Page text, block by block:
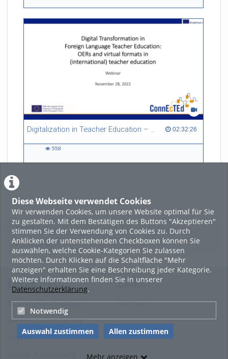
Diese Webseite verwendet Cookies
Wir verwenden Cookies, um unsere Website optimal für Sie
zu gestalten. Mit dem Bestätigen des Buttons "Akzeptieren"
stimmen Sie der Verwendung von Cookies zu. Durch
Anklicken der untenstehenden Checkboxen können Sie
auswählen, welche Cookie-Kategorien Sie zulassen
möchten. Durch Klicken auf die Schaltfläche "Mehr
anzeigen" erhalten Sie eine Beschreibung jeder Kategorie.
Weitere Informationen finden Sie in unserer
Datenschutzerklärung.
Notwendig
Auswahl zustimmen Allen zustimmen
Mehr anzeigen
Digitalization in Teacher Education – Zagreb, Freiburg & Oslo, Croatia, Germany & Norway 02:32:26
02:32:26 duration
558
LADE MEHR
Featured
Beliebtheit
Legal Info
Nutzungsbedingungen
Datenschutzerklärung
Imprint
Links
Sitemap